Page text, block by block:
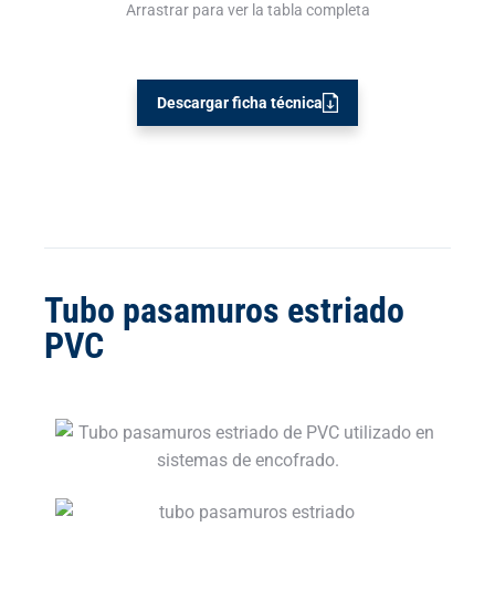
Arrastrar para ver la tabla completa
Descargar ficha técnica
Tubo pasamuros estriado
PVC